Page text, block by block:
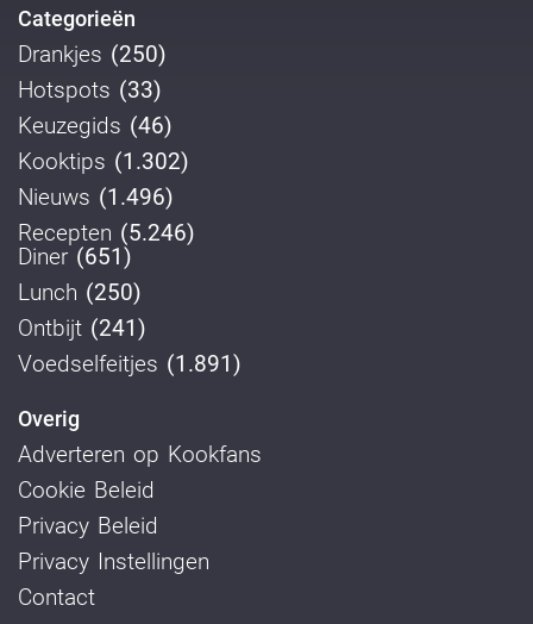
Categorieën
Drankjes (250)
Hotspots (33)
Keuzegids (46)
Kooktips (1.302)
Nieuws (1.496)
Recepten (5.246)
Diner (651)
Lunch (250)
Ontbijt (241)
Voedselfeitjes (1.891)
Overig
Adverteren op Kookfans
Cookie Beleid
Privacy Beleid
Privacy Instellingen
Contact